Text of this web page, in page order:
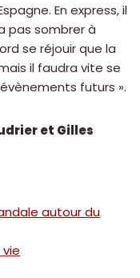
En express, il
pas sombrer à
se réjouir que la
il faudra vite se
futurs ».
et Gilles
autour du